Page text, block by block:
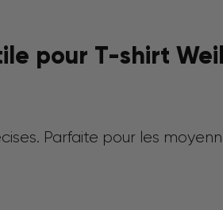
pour T-shirt Weil
Parfaite pour les